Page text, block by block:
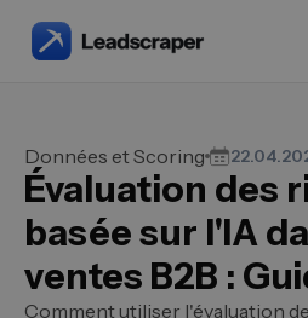
Données et Scoring
Évaluation des
basée sur l'IA
ventes B2B :
Comment utiliser l'évaluation